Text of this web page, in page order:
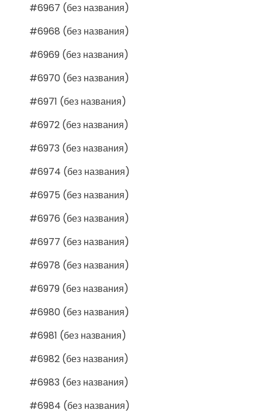
#6967 (без названия)
#6968 (без названия)
#6969 (без названия)
#6970 (без названия)
#6971 (без названия)
#6972 (без названия)
#6973 (без названия)
#6974 (без названия)
#6975 (без названия)
#6976 (без названия)
#6977 (без названия)
#6978 (без названия)
#6979 (без названия)
#6980 (без названия)
#6981 (без названия)
#6982 (без названия)
#6983 (без названия)
#6984 (без названия)